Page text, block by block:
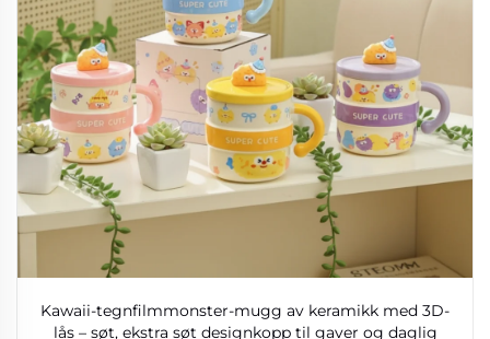
Kawaii-tegnfilmmonster-mugg av keramikk med 3D-
lås – søt, ekstra søt designkopp til gaver og daglig